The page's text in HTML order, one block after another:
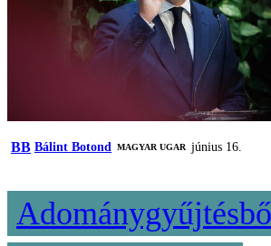
BB Bálint Botond MAGYAR UGAR június 16.